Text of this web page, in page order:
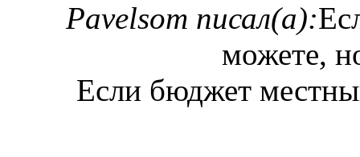
Pavelsom писал(а):
можете,
Если бюджет